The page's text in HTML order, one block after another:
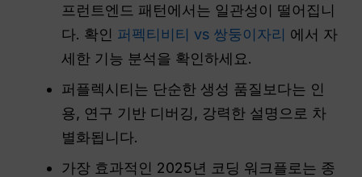
프런트엔드 패턴에서는 일관성이 떨어집니
다. 확인 퍼펙티비티 vs 쌍둥이자리 에서 자
세한 기능 분석을 확인하세요.
퍼플렉시티는 단순한 생성 품질보다는 인
용, 연구 기반 디버깅, 강력한 설명으로 차
별화됩니다.
가장 효과적인 2025년 코딩 워크플로는 종